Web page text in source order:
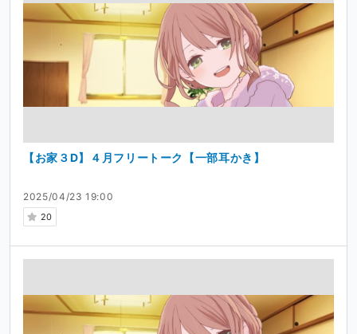
2025/04/23 19:00
20
【お家３D】４月フリートーク【一部耳かき】